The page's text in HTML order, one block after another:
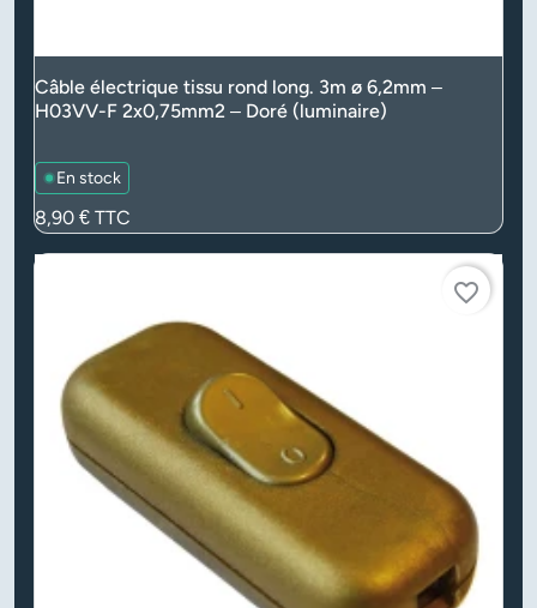
Câble électrique tissu rond long. 3m ø 6,2mm –
H03VV-F 2x0,75mm2 – Doré (luminaire)
En stock
Prix
8,90 € TTC
favorite_border